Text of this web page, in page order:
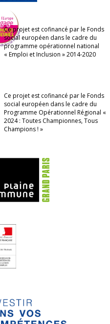
Ce projet est cofinancé par le Fonds
social européen dans le cadre du
programme opérationnel national
« Emploi et Inclusion » 2014-2020
Ce projet est cofinancé par le Fonds
social européen dans le cadre du
Programme Opérationnel Régional «
2024 : Toutes Championnes, Tous
Champions ! »